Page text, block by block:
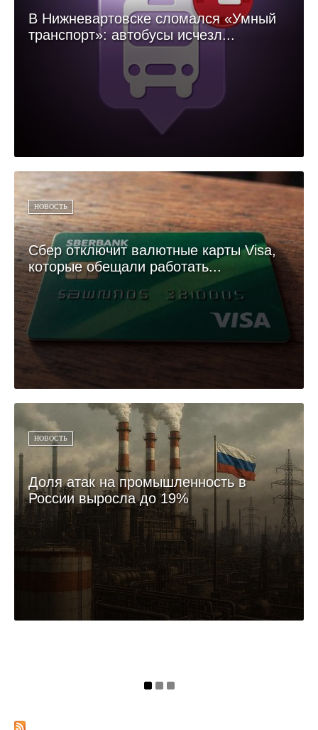
В Нижневартовске сломался «Умный
транспорт»: автобусы исчезл...
НОВОСТЬ
Сбер отключит валютные карты Visa,
которые обещали работать...
НОВОСТЬ
Доля атак на промышленность в
России выросла до 19%